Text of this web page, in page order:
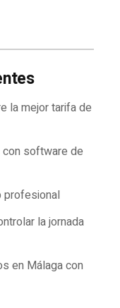
la mejor tarifa de
con software de
profesional
la jornada
en Málaga con